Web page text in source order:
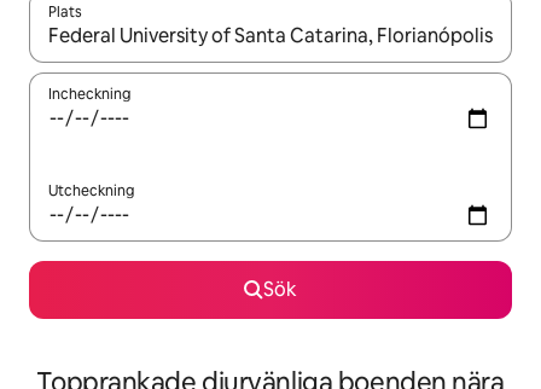
Plats
När resultaten är tillgängliga kan du navigera med upp- och
Incheckning
Utcheckning
Sök